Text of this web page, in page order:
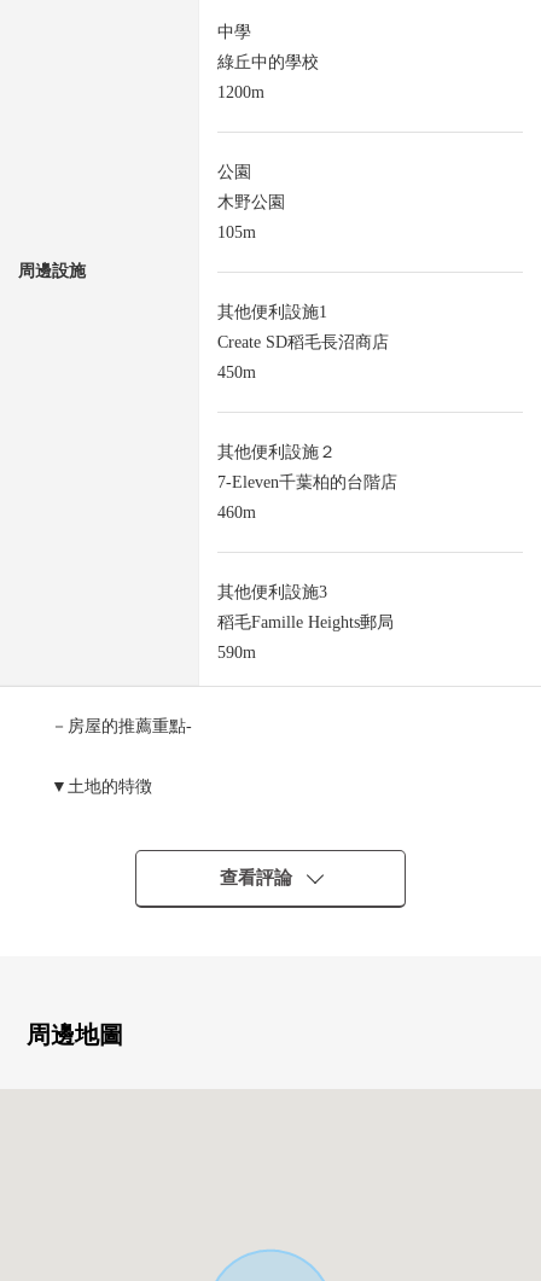
周邊設施
中學
綠丘中的學校
1200m
公園
木野公園
105m
其他便利設施1
Create SD稻毛長沼商店
450m
其他便利設施２
7-Eleven千葉柏的台階店
460m
其他便利設施3
稻毛Famille Heights郵局
590m
－房屋的推薦重點-
▼土地的特徴
・陽光在東南道路良好(幅員約13.8m)
・建築物計劃進入，容易伸展的整形地
・在建築包含條件土地，沒有
・超市以及藥妝店是步行範圍以內
查看評論
周邊地圖